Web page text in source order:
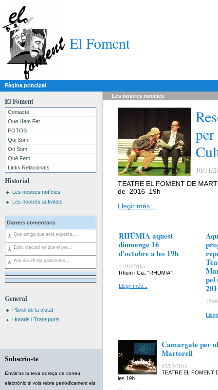
El Foment
Pàgina principal
El Foment
Contacte
Que Hem Fet
FOTOS
Qui Som
On Som
Què Fem
Links Relacionats
Historial
Les nostres notícies
Les nostres activitats
Darrers comentaris
Que antiga que està aquesta...
Estic d'acord en que el pre...
Ahir dia 26 els passtorets ...
General
Plànol de la ciutat
Horaris i Transports
Subscriu-te
Envia'ns la teva adreça de correu
electrònic si vols rebre periòdicament els
Les nostres noticies
10/11/
TEATRE EL FOMENT DE
de 2016 19h
Llegir més...
RHÜMIA aquest
diumenge 16
d'octubre a les 19h
11/10/2016
Rhum i Cia. “RHÜMIA”
Llegir més...
pel
15/
Camargate per
Martorell
02/03/2016
TEATRE EL FOMENT
les 19h.